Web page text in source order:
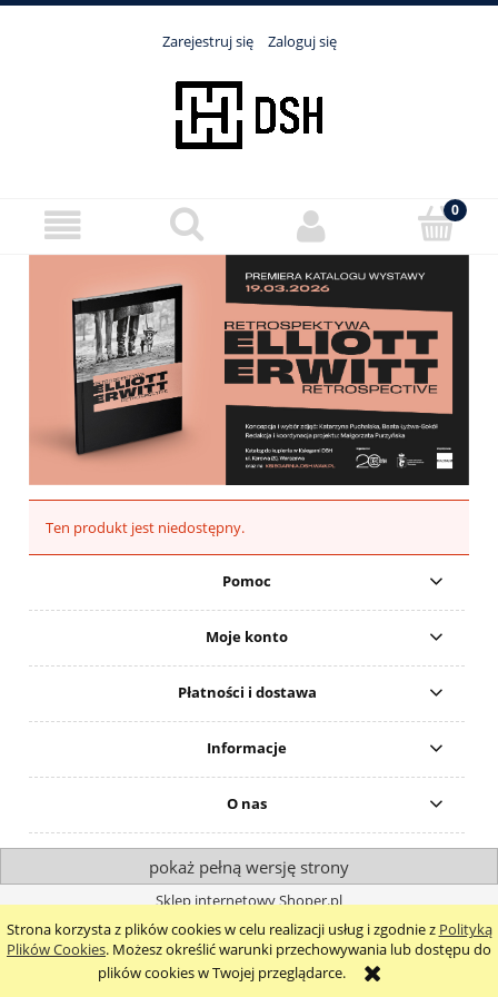
Strona korzysta z plików cookies w celu realizacji usług i zgodnie z Polityką
Plików Cookies. Możesz określić warunki przechowywania lub dostępu do
plików cookies w Twojej przeglądarce.
Zarejestruj się Zaloguj się
Ten produkt jest niedostępny.
Pomoc
Moje konto
Płatności i dostawa
Informacje
O nas
pokaż pełną wersję strony
Sklep internetowy Shoper.pl